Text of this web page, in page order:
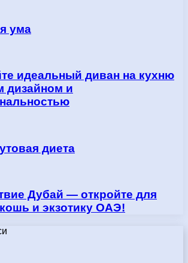
ума
идеальный диван на кухню
дизайном и
диета
Дубай — откройте для
и экзотику ОАЭ!